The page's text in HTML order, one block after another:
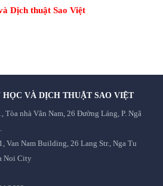
Dịch thuật Sao Việt
HỌC VÀ DỊCH THUẬT SAO VIỆT
Tòa nhà Vân Nam, 26 Đường Láng, P. Ngã
Van Nam Building, 26 Lang Str., Nga Tu
Noi City